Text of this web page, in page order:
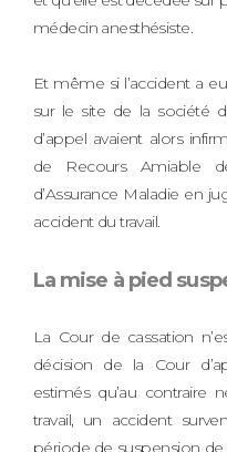
médecin anesthésiste.
Et même si l’accident a eu
sur le site de la société
d’appel avaient alors
de Recours Amiable
d’Assurance Maladie en
accident du travail.
La mise à pied
La Cour de cassation
décision de la Cour
estimés qu’au contraire
travail, un accident
période de suspension de